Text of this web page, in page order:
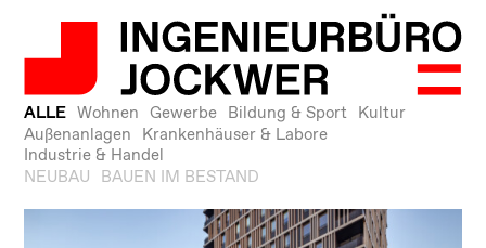
ALLE Wohnen Gewerbe Bildung & Sport
Kultur
Außenanlagen
Krankenhäuser & Labore
Industrie & Handel
NEUBAU
BAUEN IM BESTAND